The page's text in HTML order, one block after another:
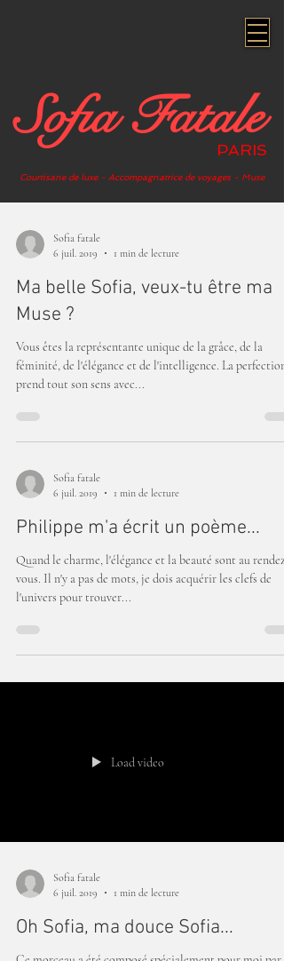
Sofia Fatale
PARIS
Courtisane de luxe - Accompagnatrice de voyages - Muse
Sofia fatale
6 juil. 2019
1 min de lecture
Ma belle Sofia, veux-tu être ma
Muse ?
Vous êtes la représentante unique de la grâce, de la
féminité, de l'élégance et de l'intelligence. La perfection
prend tout son sens avec...
Sofia fatale
6 juil. 2019
1 min de lecture
Philippe m'a écrit un poème...
Quand le charme, l'élégance et la beauté sont au rendez
vous. Il n'y a pas de mots, je dois acquérir les clefs de
l'univers pour trouver...
Load video
Sofia fatale
6 juil. 2019
1 min de lecture
Oh Sofia, ma douce Sofia...